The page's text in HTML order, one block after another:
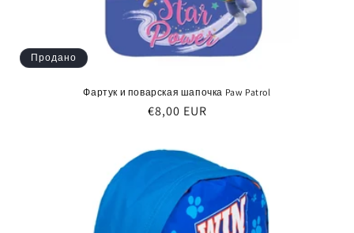
Продано
Фартук и поварская шапочка Paw Patrol
Обычная
€8,00 EUR